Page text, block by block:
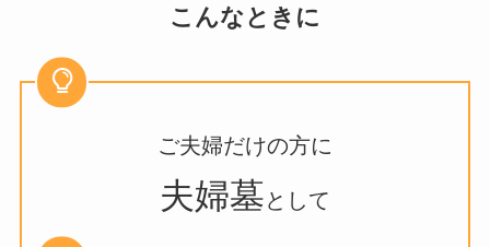
こんなときに
ご夫婦だけの方に
夫婦墓として